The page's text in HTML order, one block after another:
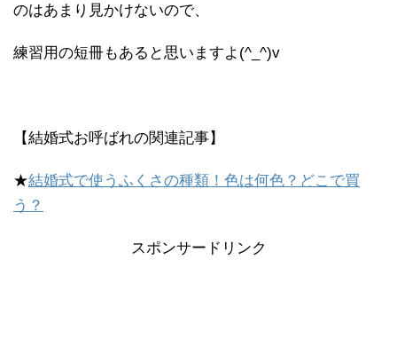
のはあまり見かけないので、
練習用の短冊もあると思いますよ(^_^)v
【結婚式お呼ばれの関連記事】
★結婚式で使うふくさの種類！色は何色？どこで買
う？
スポンサードリンク